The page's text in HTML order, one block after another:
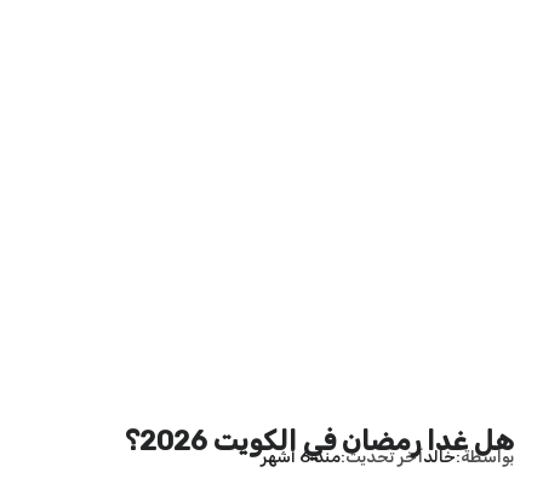
هل غدا رمضان في الكويت 2026؟
بواسطة خالدآخر تحديث منذ 6 أشهر